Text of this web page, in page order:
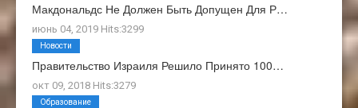
Макдональдс Не Должен Быть Допущен Для Р…
июнь 04, 2019 Hits:3299
Правительство Израиля Решило Принято 100…
окт 09, 2018 Hits:3279
Новости
Образование